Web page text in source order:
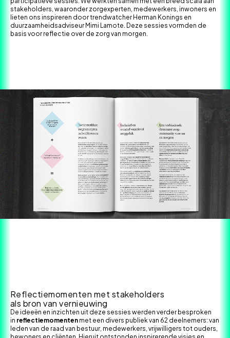
stakeholders, waaronder zorgexperten, medewerkers, inwoners en
lieten ons inspireren door trendwatcher Herman Konings en
duurzaamheidsadviseur Mimi Lamote. Deze sessies vormden de
basis voor reflectie over de zorg van morgen.
Reflectiemomenten met stakeholders
als bron van vernieuwing
De ideeën en inzichten uit deze sessies werden verder besproken
in reflectiemomenten met een divers publiek van 62 deelnemers: van
leden van de raad van bestuur, medewerkers, vrijwilligers tot ouders,